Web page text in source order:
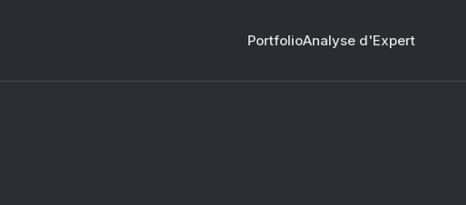
PortfolioAnalyse d'Expert